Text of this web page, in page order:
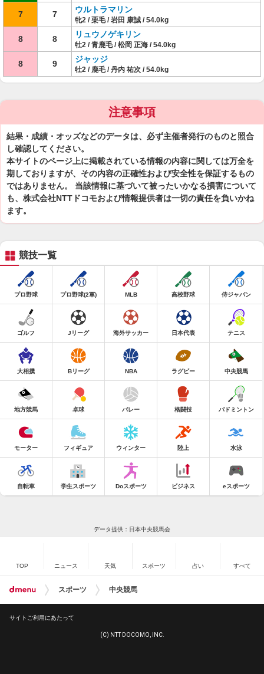
7 7 ウルトラマリン
牝2 / 栗毛 / 岩田 康誠 / 54.0kg
8 8 リュウノゲキリン
牡2 / 青鹿毛 / 松岡 正海 / 54.0kg
8 9 ジャッジ
牡2 / 鹿毛 / 丹内 祐次 / 54.0kg
注意事項
結果・成績・オッズなどのデータは、必ず主催者発行のものと照合
し確認してください。
本サイトのページ上に掲載されている情報の内容に関しては万全を
期しておりますが、その内容の正確性および安全性を保証するもの
ではありません。 当該情報に基づいて被ったいかなる損害について
も、株式会社NTTドコモおよび情報提供者は一切の責任を負いかね
ます。
競技一覧
プロ野球 プロ野球(2軍) MLB 高校野球 侍ジャパン
ゴルフ Jリーグ 海外サッカー 日本代表 テニス
大相撲 Bリーグ NBA ラグビー 中央競馬
地方競馬 卓球 バレー 格闘技 バドミントン
モーター フィギュア ウィンター 陸上 水泳
自転車 学生スポーツ Doスポーツ ビジネス eスポーツ
データ提供：日本中央競馬会
TOP ニュース 天気 スポーツ 占い すべて
スポーツ 中央競馬
サイトご利用にあたって
(C) NTT DOCOMO, INC.